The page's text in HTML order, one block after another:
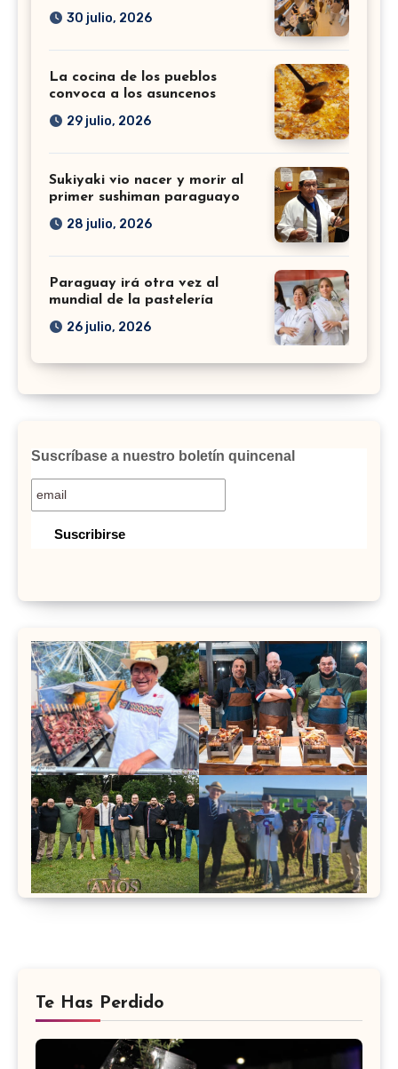
30 julio, 2026
La cocina de los pueblos
convoca a los asuncenos
29 julio, 2026
Sukiyaki vio nacer y morir al
primer sushiman paraguayo
28 julio, 2026
Paraguay irá otra vez al
mundial de la pastelería
26 julio, 2026
Suscríbase a nuestro boletín quincenal
Te Has Perdido